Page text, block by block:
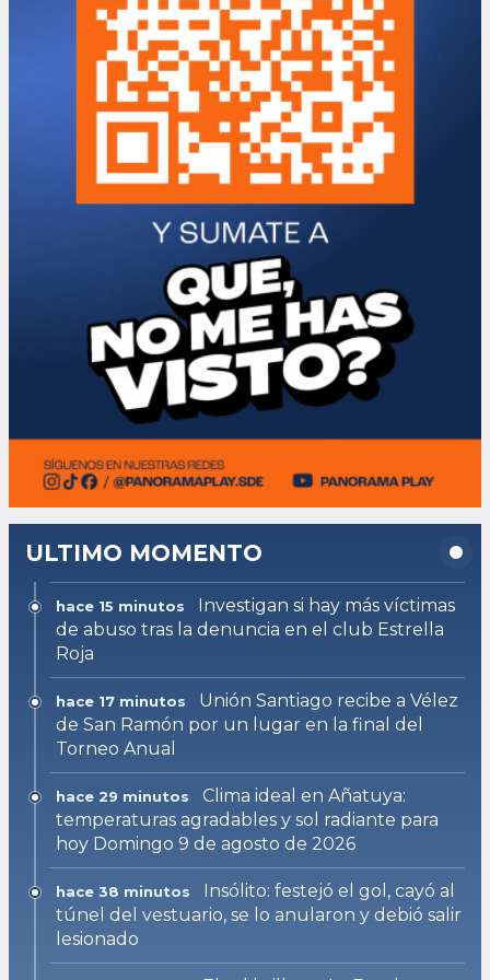
ULTIMO MOMENTO
hace 15 minutos
Investigan si hay más víctimas
de abuso tras la denuncia en el club Estrella
Roja
hace 17 minutos
Unión Santiago recibe a Vélez
de San Ramón por un lugar en la final del
Torneo Anual
hace 29 minutos
Clima ideal en Añatuya:
temperaturas agradables y sol radiante para
hoy Domingo 9 de agosto de 2026
hace 38 minutos
Insólito: festejó el gol, cayó al
túnel del vestuario, se lo anularon y debió salir
lesionado